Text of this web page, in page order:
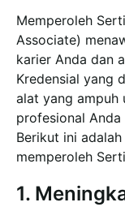
Memperoleh
Associate)
karier Anda dan
Kredensial yang
alat yang ampuh
profesional
Berikut ini
memperoleh
1.